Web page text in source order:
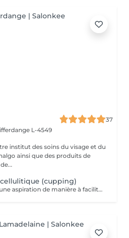
37
L-4549
institut des soins du visage et du
ainsi que des produits de
(cupping)
Cette technique effectue une aspiration de manière à faciliter le drainage du liquide retenu dans les cellules et à favoriser la circulation sanguine. La combinaison de ces deux effets aide à extraire les adipocytes et favorise l'oxygénation des tissus. Pour cette raison, c'est un traitement recommandé contre la cellulite.